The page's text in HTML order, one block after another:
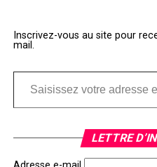
Inscrivez-vous au site pour
mail.
Saisissez votre adresse e-mail…
LETTRE